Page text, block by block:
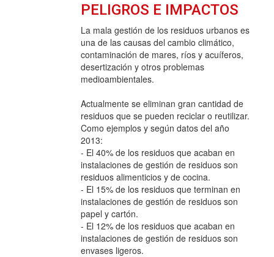
PELIGROS E IMPACTOS
La mala gestión de los residuos urbanos es
una de las causas del cambio climático,
contaminación de mares, ríos y acuíferos,
desertización y otros problemas
medioambientales.
Actualmente se eliminan gran cantidad de
residuos que se pueden reciclar o reutilizar.
Como ejemplos y según datos del año
2013:
- El 40% de los residuos que acaban en
instalaciones de gestión de residuos son
residuos alimenticios y de cocina.
- El 15% de los residuos que terminan en
instalaciones de gestión de residuos son
papel y cartón.
- El 12% de los residuos que acaban en
instalaciones de gestión de residuos son
envases ligeros.